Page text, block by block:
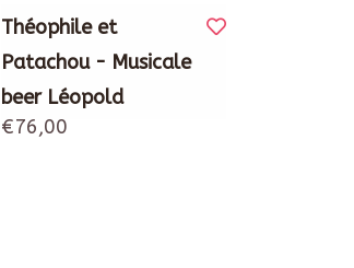
Théophile et
Patachou - Musicale
beer Léopold
€76,00